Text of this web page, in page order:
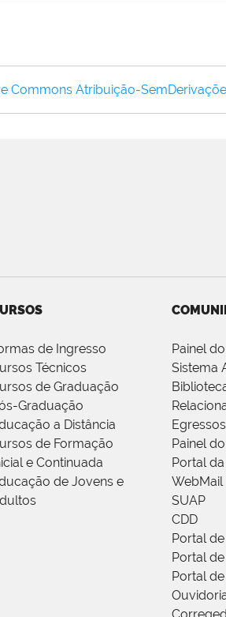
Commons Atribuição-
de Ingresso
Técnicos
de Graduação
Graduação
a Distância
de Formação
e Continuada
de Jovens e
Painel
Sistema
Egressos
Painel
Portal
WebMail
SUAP
CDD
Portal
Portal
Portal